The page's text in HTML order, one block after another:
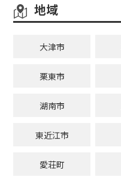
地域
大津市
栗東市
湖南市
東近江市
愛荘町